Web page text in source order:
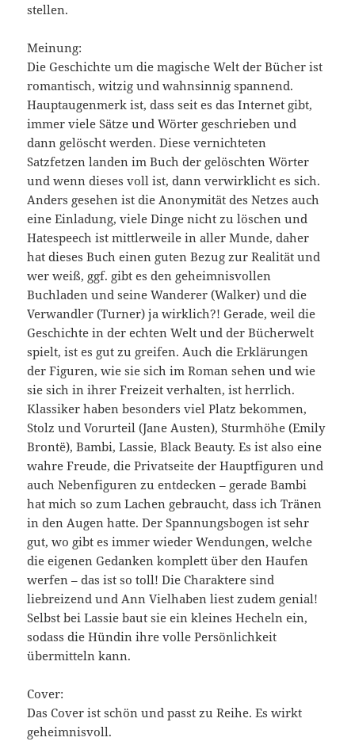
stellen.
Meinung:
Die Geschichte um die magische Welt der Bücher ist
romantisch, witzig und wahnsinnig spannend.
Hauptaugenmerk ist, dass seit es das Internet gibt,
immer viele Sätze und Wörter geschrieben und
dann gelöscht werden. Diese vernichteten
Satzfetzen landen im Buch der gelöschten Wörter
und wenn dieses voll ist, dann verwirklicht es sich.
Anders gesehen ist die Anonymität des Netzes auch
eine Einladung, viele Dinge nicht zu löschen und
Hatespeech ist mittlerweile in aller Munde, daher
hat dieses Buch einen guten Bezug zur Realität und
wer weiß, ggf. gibt es den geheimnisvollen
Buchladen und seine Wanderer (Walker) und die
Verwandler (Turner) ja wirklich?! Gerade, weil die
Geschichte in der echten Welt und der Bücherwelt
spielt, ist es gut zu greifen. Auch die Erklärungen
der Figuren, wie sie sich im Roman sehen und wie
sie sich in ihrer Freizeit verhalten, ist herrlich.
Klassiker haben besonders viel Platz bekommen,
Stolz und Vorurteil (Jane Austen), Sturmhöhe (Emily
Brontë), Bambi, Lassie, Black Beauty. Es ist also eine
wahre Freude, die Privatseite der Hauptfiguren und
auch Nebenfiguren zu entdecken – gerade Bambi
hat mich so zum Lachen gebraucht, dass ich Tränen
in den Augen hatte. Der Spannungsbogen ist sehr
gut, wo gibt es immer wieder Wendungen, welche
die eigenen Gedanken komplett über den Haufen
werfen – das ist so toll! Die Charaktere sind
liebreizend und Ann Vielhaben liest zudem genial!
Selbst bei Lassie baut sie ein kleines Hecheln ein,
sodass die Hündin ihre volle Persönlichkeit
übermitteln kann.
Cover:
Das Cover ist schön und passt zu Reihe. Es wirkt
geheimnisvoll.